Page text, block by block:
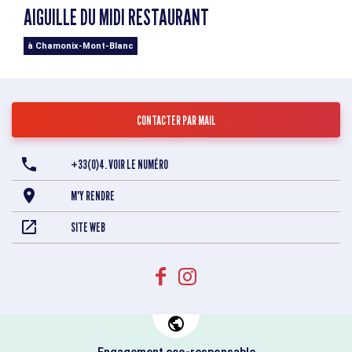
AIGUILLE DU MIDI RESTAURANT
à Chamonix-Mont-Blanc
CONTACTER PAR MAIL
+33(0)4. VOIR LE NUMÉRO
M'Y RENDRE
SITE WEB